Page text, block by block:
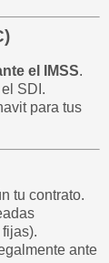
el IMSS.
SDI.
para tus
tu contrato.
ante